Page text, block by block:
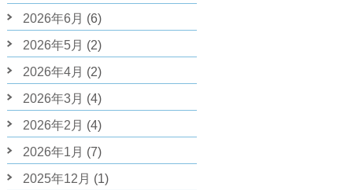
2026年6月 (6)
2026年5月 (2)
2026年4月 (2)
2026年3月 (4)
2026年2月 (4)
2026年1月 (7)
2025年12月 (1)